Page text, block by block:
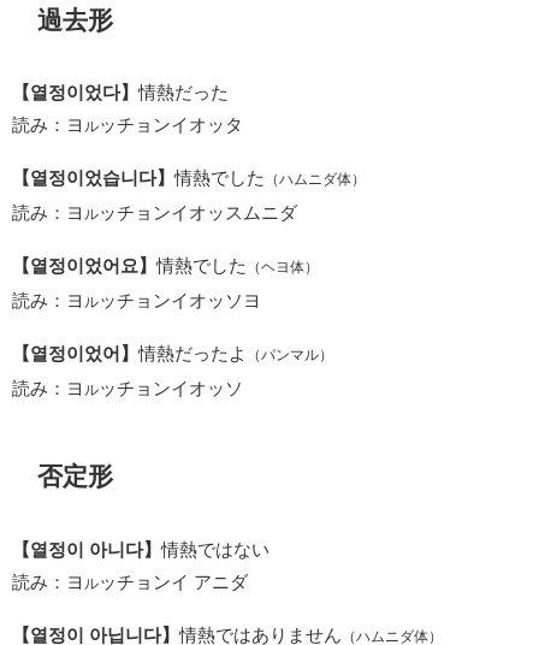
過去形
【열정이었다】情熱だった
読み：ヨ ルッチョンイオッタ
【열정이었습니다】情熱でした （ハムニダ体）
読み：ヨ ルッチョンイオッスムニダ
【열정이었어요】情熱でした （ヘヨ体）
読み：ヨ ルッチョンイオッソヨ
【열정이었어】情熱だったよ （パンマル）
読み：ヨ ルッチョンイオッソ
否定形
【열정이 아니다】情熱ではない
読み：ヨ ルッチョンイ アニダ
【열정이 아닙니다】情熱ではありません （ハムニダ体）